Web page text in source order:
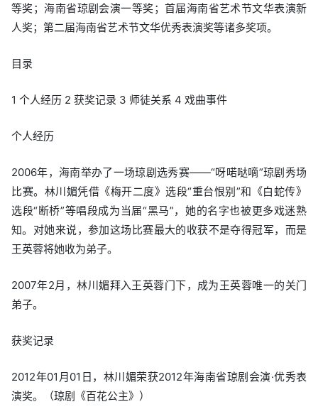
等奖；海南省琼剧会演一等奖；首届海南省艺术节文华表演新
人奖；第二届海南省艺术节文华优秀表演奖等诸多奖项。
目录
1 个人经历 2 获奖记录 3 师徒关系 4 戏曲事件
个人经历
2006年，海南举办了一场琼剧选秀赛——“呀喏哒嘀”琼剧秀场
比赛。林川媚凭借《梅开二度》选段“重台恨别”和《白蛇传》
选段“断桥”等唱段成为当届“黑马”，她的名字也被更多戏迷熟
知。对她来说，参加这场比赛最大的收获不是夺得冠军，而是
王英蓉将她收为弟子。
2007年2月，林川媚拜入王英蓉门下，成为王英蓉唯一的关门
弟子。
获奖记录
2012年01月01日，林川媚荣获2012年海南省琼剧会演·优秀表
演奖。（琼剧《百花公主》）